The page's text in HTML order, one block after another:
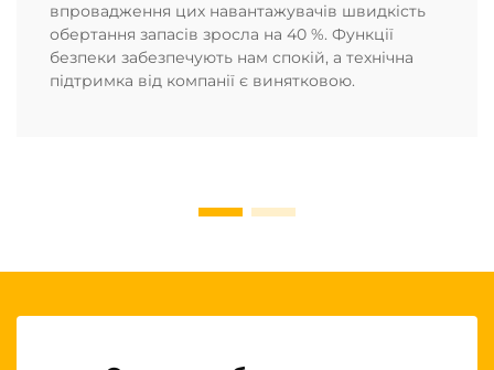
впровадження цих навантажувачів швидкість
обертання запасів зросла на 40 %. Функції
безпеки забезпечують нам спокій, а технічна
підтримка від компанії є винятковою.